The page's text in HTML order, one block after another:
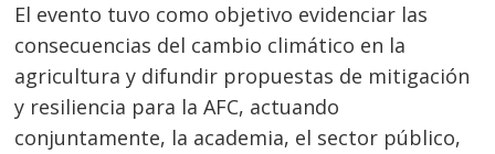
El evento tuvo como objetivo evidenciar las
consecuencias del cambio climático en la
agricultura y difundir propuestas de mitigación
y resiliencia para la AFC, actuando
conjuntamente, la academia, el sector público,